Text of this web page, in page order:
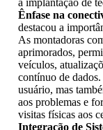
a implantação de
Ênfase na
destacou a
As montadoras
aprimorados,
veículos,
contínuo de
usuário, mas
aos problemas e
visitas físicas aos
Integração de